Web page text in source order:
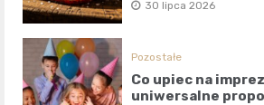
30 lipca 2026
Pozostałe
Co upiec na
uniwersalne